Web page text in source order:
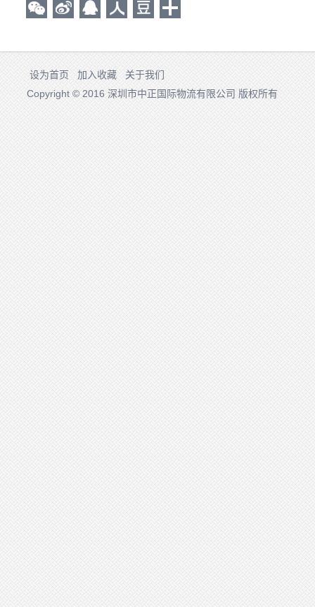
设为首页 加入收藏
关于我们
Copyright © 2016 深圳市中正国际物流有限公司 版权所有